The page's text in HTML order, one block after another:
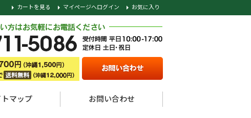
カートを見る マイページへログイン お気に入り
トマップ お問い合わせ